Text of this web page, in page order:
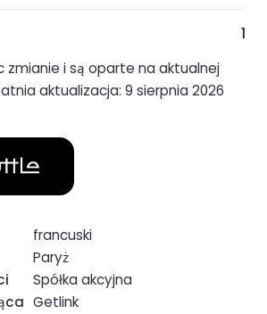
1
zmianie i są oparte na aktualnej
aktualizacja: 9 sierpnia 2026
francuski
Paryż
Spółka akcyjna
Getlink